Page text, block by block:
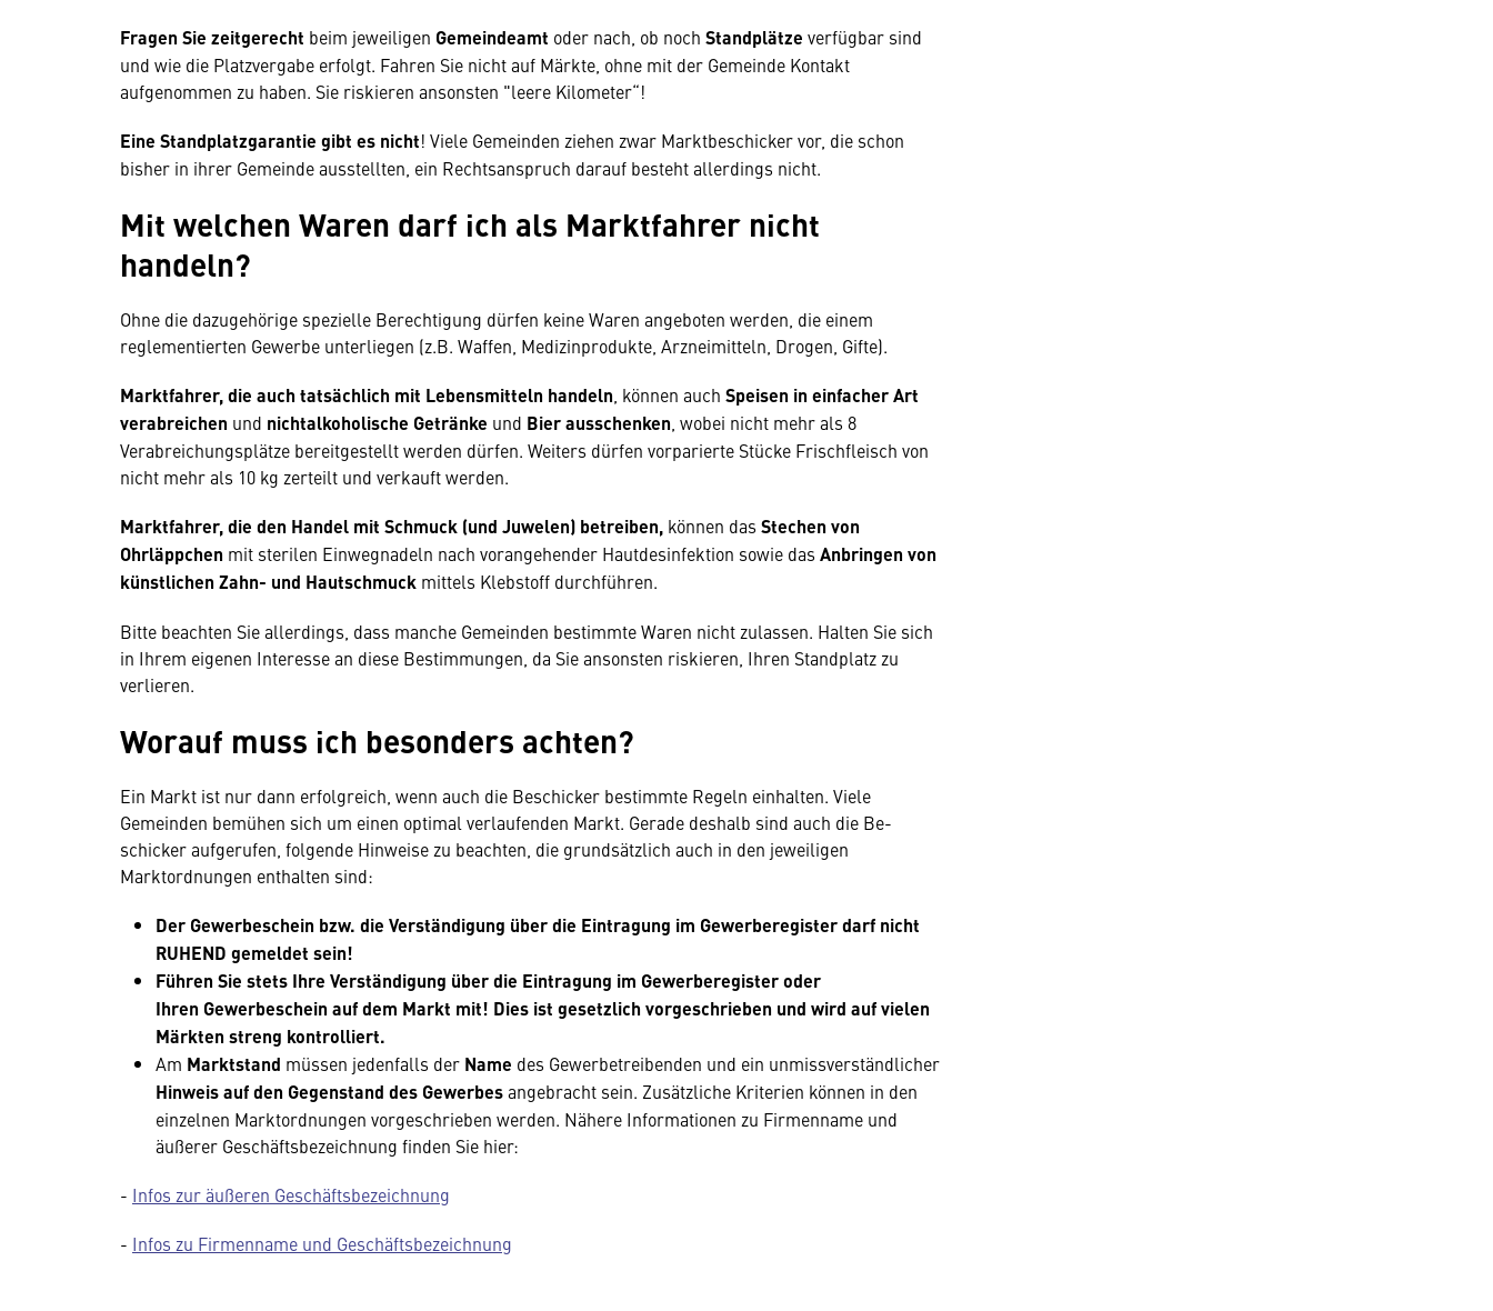
Fragen Sie zeitgerecht beim jeweiligen Gemeindeamt oder nach, ob noch Standplätze verfügbar sind
und wie die Platzvergabe erfolgt. Fahren Sie nicht auf Märkte, ohne mit der Gemeinde Kontakt
aufgenommen zu haben. Sie riskieren ansonsten "leere Kilometer“!
Eine Standplatzgarantie gibt es nicht! Viele Gemeinden ziehen zwar Marktbeschicker vor, die schon
bisher in ihrer Gemeinde ausstellten, ein Rechtsanspruch darauf besteht allerdings nicht.
Mit welchen Waren darf ich als Marktfahrer nicht
handeln?
Ohne die dazugehörige spezielle Berechtigung dürfen keine Waren angeboten werden, die einem
reglementierten Gewerbe unterliegen (z.B. Waffen, Medizinprodukte, Arzneimitteln, Drogen, Gifte).
Marktfahrer, die auch tatsächlich mit Lebensmitteln handeln , können auch Speisen in einfacher Art
verabreichen und nichtalkoholische Getränke und Bier ausschenken , wobei nicht mehr als 8
Verabreichungsplätze bereitgestellt werden dürfen. Weiters dürfen vorparierte Stücke Frischfleisch von
nicht mehr als 10 kg zerteilt und verkauft werden.
Marktfahrer, die den Handel mit Schmuck (und Juwelen) betreiben, können das Stechen von
Ohrläppchen mit sterilen Einwegnadeln nach vorangehender Hautdesinfektion sowie das Anbringen von
künstlichen Zahn- und Hautschmuck mittels Klebstoff durchführen.
Bitte beachten Sie allerdings, dass manche Gemeinden bestimmte Waren nicht zulassen. Halten Sie sich
in Ihrem eigenen Interesse an diese Bestimmungen, da Sie ansonsten riskieren, Ihren Standplatz zu
verlieren.
Worauf muss ich besonders achten?
Ein Markt ist nur dann erfolgreich, wenn auch die Beschicker bestimmte Regeln einhalten. Viele
Gemeinden bemühen sich um einen optimal verlaufenden Markt. Gerade deshalb sind auch die Be­
schicker aufgerufen, folgende Hinweise zu beachten, die grundsätzlich auch in den jeweiligen
Marktordnungen enthalten sind:
Der Gewerbeschein bzw. die Verständigung über die Eintragung im Gewerberegister darf nicht
RUHEND gemeldet sein!
Führen Sie stets Ihre Verständigung über die Eintragung im Gewerberegister oder
Ihren Gewerbeschein auf dem Markt mit! Dies ist gesetzlich vorgeschrieben und wird auf vielen
Märkten streng kontrolliert.
Am Marktstand müssen jedenfalls der Name des Gewerbetreibenden und ein unmissverständlicher
Hinweis auf den Gegenstand des Gewerbesangebracht sein. Zusätzliche Kriterien können in den
einzelnen Marktordnungen vorgeschrieben werden. Nähere Informationen zu Firmenname und
äußerer Geschäftsbezeichnung finden Sie hier:
- Infos zur äußeren Geschäftsbezeichnung
- Infos zu Firmenname und Geschäftsbezeichnung